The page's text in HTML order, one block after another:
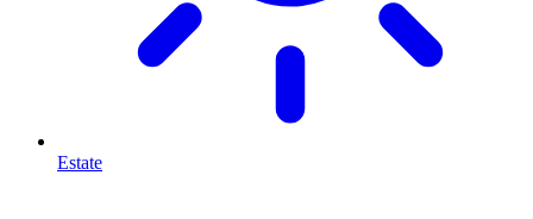
Estate